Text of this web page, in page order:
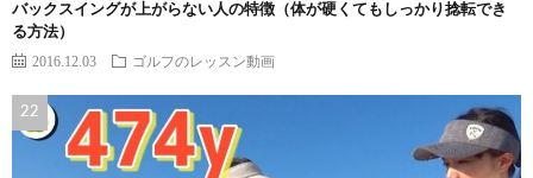
バックスイングが上がらない人の特徴（体が硬くてもしっかり捻転でき
る方法）
2016.12.03 ゴルフのレッスン動画